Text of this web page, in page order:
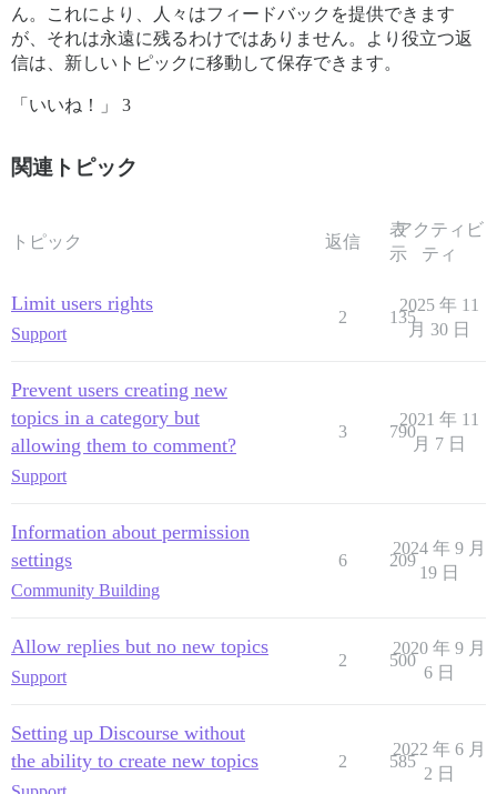
ん。これにより、人々はフィードバックを提供できます
が、それは永遠に残るわけではありません。より役立つ返
信は、新しいトピックに移動して保存できます。
「いいね！」 3
関連トピック
トピック 返信
表
示
アクティビ
ティ
Limit users rights
Support
2 135
2025 年 11
月 30 日
Prevent users creating new
topics in a category but
allowing them to comment?
Support
3 790
2021 年 11
月 7 日
Information about permission
settings
Community Building
6 209
2024 年 9 月
19 日
Allow replies but no new topics
Support
2 500
2020 年 9 月
6 日
Setting up Discourse without
the ability to create new topics
2 585
2022 年 6 月
2 日